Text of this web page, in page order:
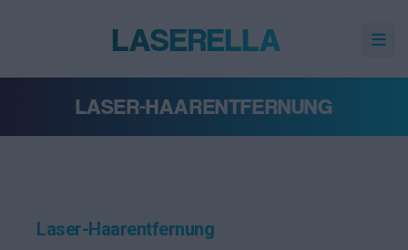
LASERELLA
LASER-HAARENTFERNUNG
Laser-Haarentfernung